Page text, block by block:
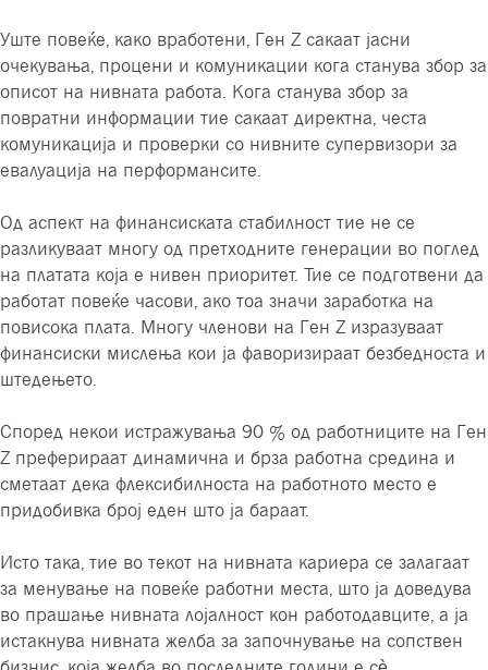
Уште повеќе, како вработени, Ген Z сакаат јасни
очекувања, процени и комуникации кога станува збор за
описот на нивната работа. Кога станува збор за
повратни информации тие сакаат директна, честа
комуникација и проверки со нивните супервизори за
евалуација на перформансите.
Од аспект на финансиската стабилност тие не се
разликуваат многу од претходните генерации во поглед
на платата која е нивен приоритет. Тие се подготвени да
работат повеќе часови, ако тоа значи заработка на
повисока плата. Многу членови на Ген Z изразуваат
финансиски мислења кои ја фаворизираат безбедноста и
штедењето.
Според некои истражувања 90 % од работниците на Ген
Z преферираат динамична и брза работна средина и
сметаат дека флексибилноста на работното место е
придобивка број еден што ја бараат.
Исто така, тие во текот на нивната кариера се залагаат
за менување на повеќе работни места, што ја доведува
во прашање нивната лојалност кон работодавците, а ја
истакнува нивната желба за започнување на сопствен